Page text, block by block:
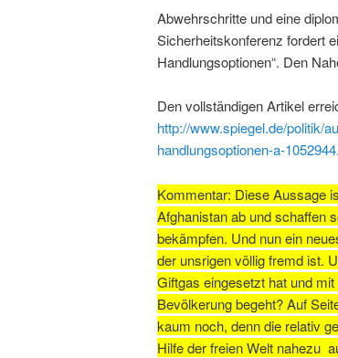
Abwehrschritte und eine
Sicherheitskonferenz fordert
Handlungsoptionen“. Den
Den vollständigen Artikel
http://www.spiegel.de/politik/
handlungsoptionen-a-
Kommentar: Diese Aussage
Afghanistan ab und schaffen
bekämpfen. Und nun ein
der unsrigen völlig fremd ist.
Giftgas eingesetzt hat und
Bevölkerung begeht? Auf
kaum noch, denn die relativ
Hilfe der freien Welt nahezu